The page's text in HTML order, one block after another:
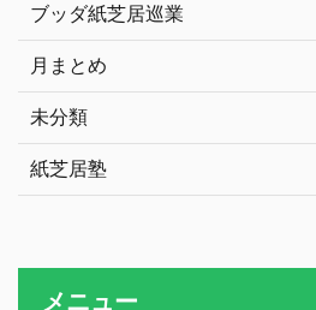
ブッダ紙芝居巡業
月まとめ
未分類
紙芝居塾
メニュー